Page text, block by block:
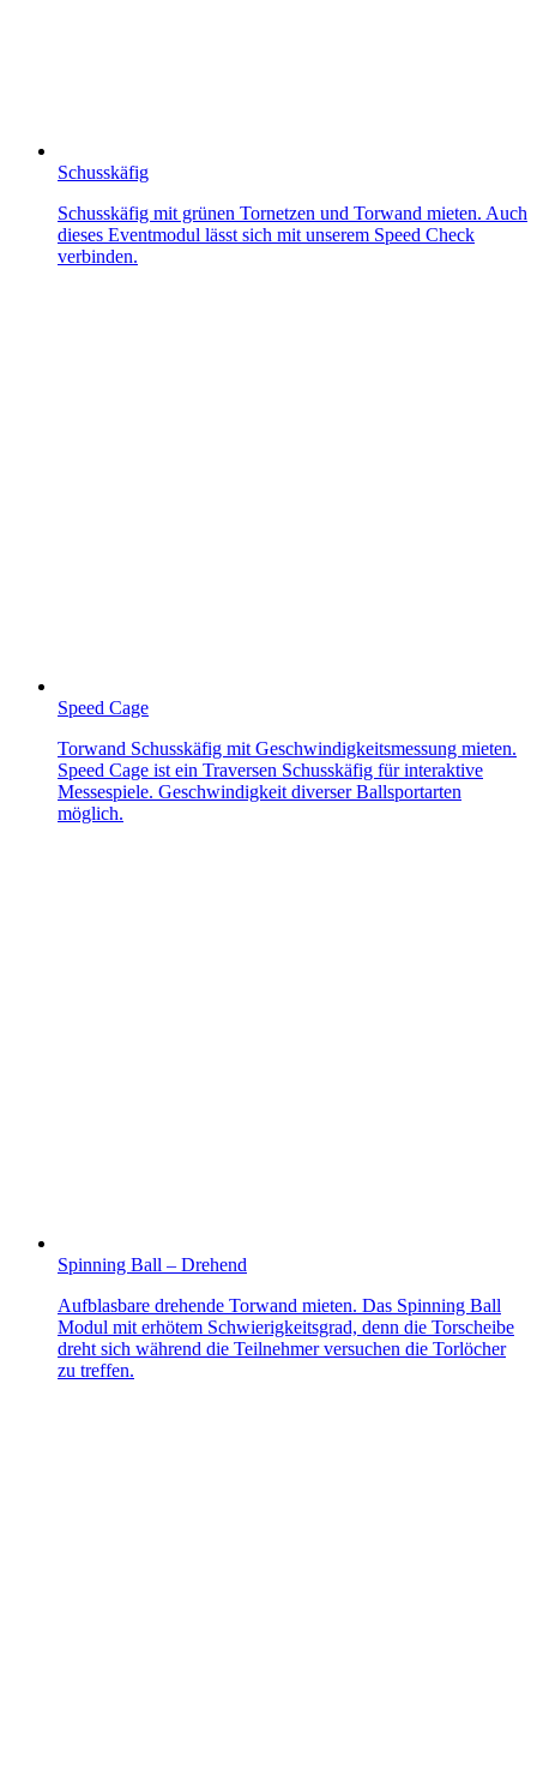
Schusskäfig
Schusskäfig mit grünen Tornetzen und Torwand mieten. Auch
dieses Eventmodul lässt sich mit unserem Speed Check
verbinden.
Speed Cage
Torwand Schusskäfig mit Geschwindigkeitsmessung mieten.
Speed Cage ist ein Traversen Schusskäfig für interaktive
Messespiele. Geschwindigkeit diverser Ballsportarten
möglich.
Spinning Ball – Drehend
Aufblasbare drehende Torwand mieten. Das Spinning Ball
Modul mit erhötem Schwierigkeitsgrad, denn die Torscheibe
dreht sich während die Teilnehmer versuchen die Torlöcher
zu treffen.